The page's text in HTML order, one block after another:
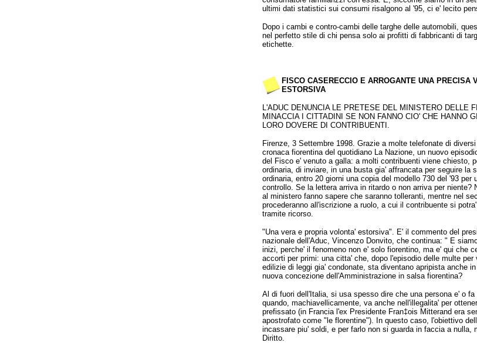
ultimi dati statistici sui consumi risalgono al '95, ci e' lecito
Dopo i cambi e contro-cambi delle targhe delle automobili,
nel perfetto stile di chi pensa solo ai profitti di fabbricanti di
etichette.
FISCO CASERECCIO E ARROGANTE UNA PRECISA
ESTORSIVA
L'ADUC DENUNCIA LE PRETESE DEL MINISTERO DELLE
MINACCIA I CITTADINI SE NON FANNO CIO' CHE HANNO
LORO DOVERE DI CONTRIBUENTI.
Firenze, 3 Settembre 1998. Grazie a molte telefonate di
cronaca fiorentina del quotidiano La Nazione, un nuovo
del Fisco e' venuto a galla: a molti contribuenti viene chiesto,
ordinaria, di inviare, in una busta gia' affrancata per seguire la
ordinaria, entro 20 giorni una copia del modello 730 del '93 per
controllo. Se la lettera arriva in ritardo o non arriva per niente?
al ministero fanno sapere che saranno tolleranti, mentre nel
procederanno all'iscrizione a ruolo, a cui il contribuente si
tramite ricorso.
"Una vera e propria volonta' estorsiva". E' il commento del
nazionale dell'Aduc, Vincenzo Donvito, che continua: " E
inizi, perche' il fenomeno non e' solo fiorentino, ma e' qui che
accorti per primi: una citta' che, dopo l'episodio delle multe per
edilizie di leggi gia' condonate, sta diventano apripista anche
nuova concezione dell'Amministrazione in salsa fiorentina?
Al di fuori dell'Italia, si usa spesso dire che una persona e' o fa
quando, machiavellicamente, va anche nell'illegalita' per
prefissato (in Francia l'ex Presidente Fran‡ois Mitterand era
apostrofato come "le florentine"). In questo caso, l'obiettivo
incassare piu' soldi, e per farlo non si guarda in faccia a nulla,
Diritto.